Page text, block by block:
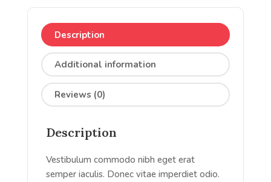
Description
Additional information
Reviews (0)
Description
Vestibulum commodo nibh eget erat
semper iaculis. Donec vitae imperdiet odio.